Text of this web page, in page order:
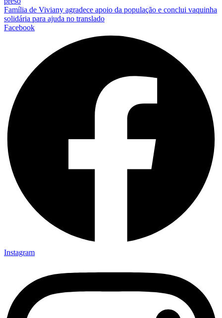
Família de Viviany agradece apoio da população e conclui vaquinha
solidária para ajuda no translado
Facebook
Instagram